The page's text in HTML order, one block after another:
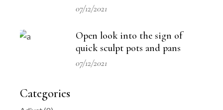
07/12/2021
Open look into the sign of
quick sculpt pots and pans
07/12/2021
Categories